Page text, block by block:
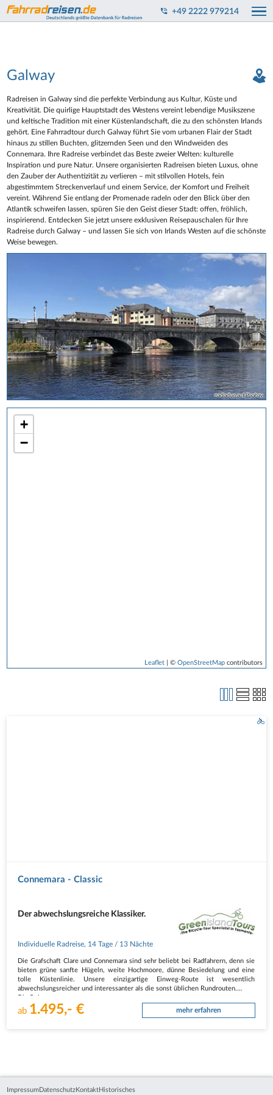
+49 2222 979214
nadiadup auf Pixabay
+
−
Leaflet| © OpenStreetMapcontributors
Galway
Radreisen in Galway sind die perfekte Verbindung aus Kultur, Küste und
Kreativität. Die quirlige Hauptstadt des Westens vereint lebendige Musikszene
und keltische Tradition mit einer Küstenlandschaft, die zu den schönsten Irlands
gehört. Eine Fahrradtour durch Galway führt Sie vom urbanen Flair der Stadt
hinaus zu stillen Buchten, glitzernden Seen und den Windweiden des
Connemara. Ihre Radreise verbindet das Beste zweier Welten: kulturelle
Inspiration und pure Natur. Unsere organisierten Radreisen bieten Luxus, ohne
den Zauber der Authentizität zu verlieren – mit stilvollen Hotels, fein
abgestimmtem Streckenverlauf und einem Service, der Komfort und Freiheit
vereint. Während Sie entlang der Promenade radeln oder den Blick über den
Atlantik schweifen lassen, spüren Sie den Geist dieser Stadt: offen, fröhlich,
inspirierend. Entdecken Sie jetzt unsere exklusiven Reisepauschalen für Ihre
Radreise durch Galway – und lassen Sie sich von Irlands Westen auf die schönste
Weise bewegen.
Connemara - Classic
Der abwechslungsreiche Klassiker.
Individuelle Radreise, 14 Tage / 13 Nächte
Die Grafschaft Clare und Connemara sind sehr beliebt bei Radfahrern, denn sie
bieten grüne sanfte Hügeln, weite Hochmoore, dünne Besiedelung und eine
tolle Küstenlinie. Unsere einzigartige Einweg-Route ist wesentlich
abwechslungsreicher und interessanter als die sonst üblichen Rundrouten.
ab 1.495,- € mehr erfahren
Impressum Datenschutz Kontakt Historisches